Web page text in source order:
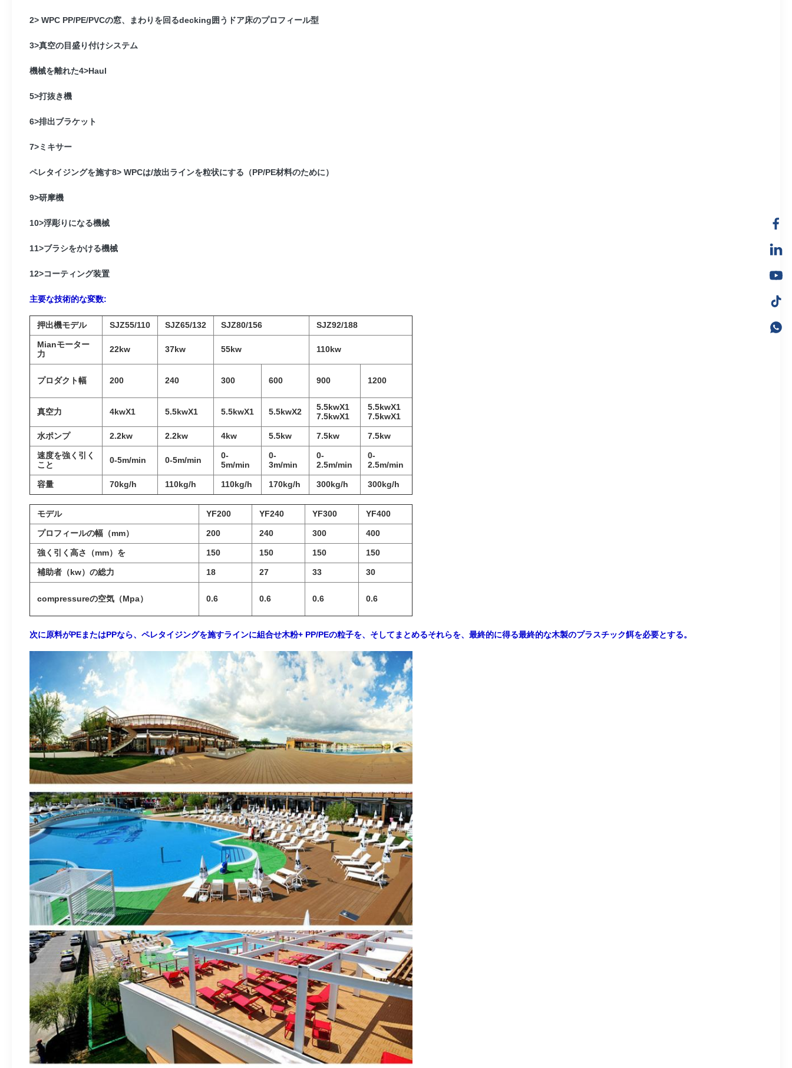
2> WPC PP/PE/PVCの窓、まわりを回るdecking囲うドア床のプロフィール型
3>真空の目盛り付けシステム
機械を離れた4>Haul
5>打抜き機
6>排出ブラケット
7>ミキサー
ペレタイジングを施す8> WPCは/放出ラインを粒状にする（PP/PE材料のために）
9>研摩機
10>浮彫りになる機械
11>ブラシをかける機械
12>コーティング装置
主要な技術的な変数:
押出機モデル SJZ55/110 SJZ65/132 SJZ80/156 SJZ92/188
Mianモーター
力
22kw 37kw 55kw 110kw
プロダクト幅 200 240 300 600 900 1200
真空力 4kwX1 5.5kwX1 5.5kwX1 5.5kwX2
5.5kwX1
7.5kwX1
5.5kwX1
7.5kwX1
水ポンプ 2.2kw 2.2kw 4kw 5.5kw 7.5kw 7.5kw
速度を強く引く
こと
0-5m/min 0-5m/min
0-
5m/min
0-
3m/min
0-
2.5m/min
0-
2.5m/min
容量 70kg/h 110kg/h 110kg/h 170kg/h 300kg/h 300kg/h
モデル YF200 YF240 YF300 YF400
プロフィールの幅（mm） 200 240 300 400
強く引く高さ（mm）を 150 150 150 150
補助者（kw）の総力 18 27 33 30
compressureの空気（Mpa） 0.6 0.6 0.6 0.6
次に原料がPEまたはPPなら、ペレタイジングを施すラインに組合せ木粉+ PP/PEの粒子を、そしてまとめるそれらを、最終的に得る最終的な木製のプラスチック餌を必要とする。